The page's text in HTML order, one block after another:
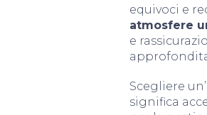
equivoci e
atmosfere
e
Scegliere
significa